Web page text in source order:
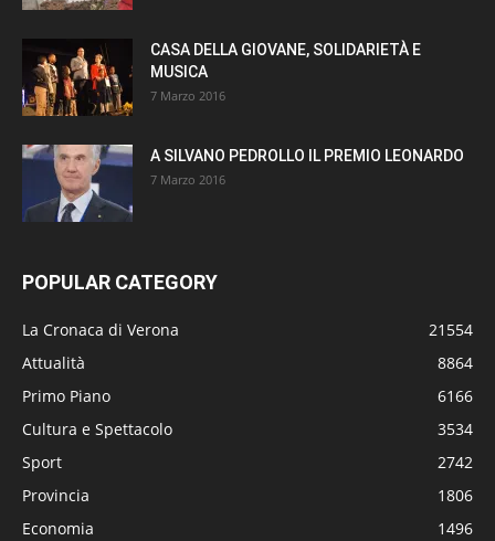
CASA DELLA GIOVANE, SOLIDARIETÀ E
MUSICA
7 Marzo 2016
A SILVANO PEDROLLO IL PREMIO LEONARDO
7 Marzo 2016
POPULAR CATEGORY
La Cronaca di Verona
21554
Attualità
8864
Primo Piano
6166
Cultura e Spettacolo
3534
Sport
2742
Provincia
1806
Economia
1496